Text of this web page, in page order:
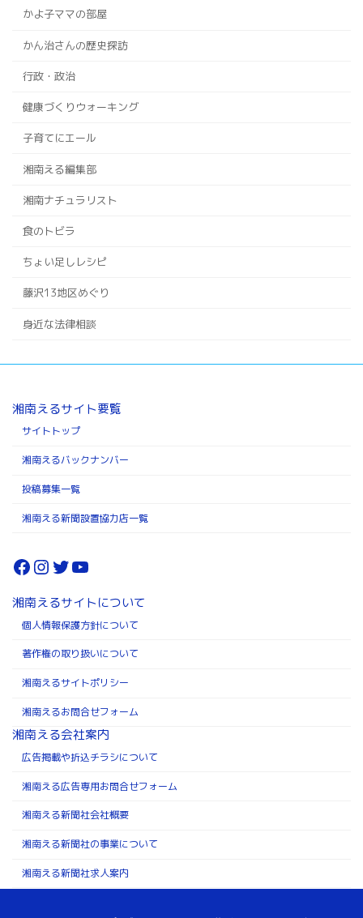
かよ子ママの部屋
かん治さんの歴史探訪
行政・政治
健康づくりウォーキング
子育てにエール
湘南える編集部
湘南ナチュラリスト
食のトビラ
ちょい足しレシピ
藤沢13地区めぐり
身近な法律相談
湘南えるサイト要覧
サイトトップ
湘南えるバックナンバー
投稿募集一覧
湘南える新聞設置協力店一覧
Facebook
Instagram
Twitter
YouTube
湘南えるサイトについて
個人情報保護方針について
著作権の取り扱いについて
湘南えるサイトポリシー
湘南えるお問合せフォーム
湘南える会社案内
広告掲載や折込チラシについて
湘南える広告専用お問合せフォーム
湘南える新聞社会社概要
湘南える新聞社の事業について
湘南える新聞社求人案内